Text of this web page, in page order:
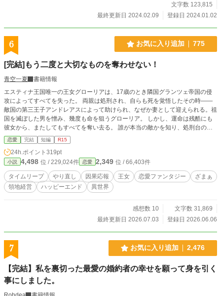
文字数 123,815
最終更新日 2024.02.09
登録日 2024.01.02
6 お気に入り追加 775
[完結]もう二度と大切なものを奪わせない！
青空一夏
書籍情報
エスティナ王国唯一の王女グローリアは、17歳のとき隣国グランツェ帝国の侵
攻によってすべてを失った。 両親は処刑され、自らも死を覚悟したその時――
敵国の第三王子アンドレアスによって助けられ、なぜか妻として迎えられる。祖
国を滅ぼした男を憎み、幾度も命を狙うグローリア。 しかし、運命は残酷にも
彼女から、またしてもすべてを奪い去る。 誰が本当の敵かを知り、処刑台の上
で死を迎えた次の瞬間、気が付くと彼女は五歳の頃へと戻っていた。 二度目の
人生では、もう誰も失いたくない。 家族も、祖国も――そして前世で憎み続け
た夫も。 滅びの運命を覆すため、王女グローリアは未来の知識を武器に動き出
す。 「まずは国を富ませ、どの国からも侵略されない基盤を作る。大切なもの
を守るのよ！」 グローリアはそう決意する。 これは、すべてを失った王女が
大切な人たちを守り抜くためのやり直しの物語。
恋愛 完結 短編 R15
24h.ポイント 319pt
小説 4,498 位 / 229,024件 恋愛 2,349 位 / 66,403件
タイムリープ やり直し 因果応報 王女 恋愛ファンタジー
ざまぁ
領地経営
ハッピーエンド 異世界
感想数 10
文字数 31,869
最終更新日 2026.07.03
登録日 2026.06.06
7 お気に入り追加 2,476
【完結】私を裏切った最愛の婚約者の幸せを願って身を引く
事にしました。